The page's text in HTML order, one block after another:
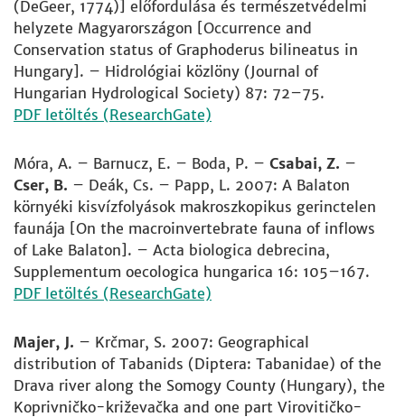
(DeGeer, 1774)] előfordulása és természetvédelmi
helyzete Magyarországon [Occurrence and
Conservation status of Graphoderus bilineatus in
Hungary]. – Hidrológiai közlöny (Journal of
Hungarian Hydrological Society) 87: 72–75.
PDF letöltés (ResearchGate)
Móra, A. – Barnucz, E. – Boda, P. – Csabai, Z. –
Cser, B. – Deák, Cs. – Papp, L. 2007: A Balaton
környéki kisvízfolyások makroszkopikus gerinctelen
faunája [On the macroinvertebrate fauna of inflows
of Lake Balaton]. – Acta biologica debrecina,
Supplementum oecologica hungarica 16: 105–167.
PDF letöltés (ResearchGate)
Majer, J. – Krčmar, S. 2007: Geographical
distribution of Tabanids (Diptera: Tabanidae) of the
Drava river along the Somogy County (Hungary), the
Koprivničko-križevačka and one part Virovitičko-